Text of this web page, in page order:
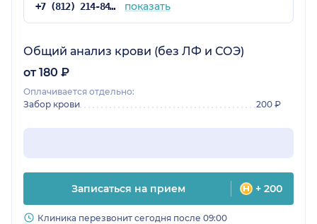
+7 (812) 214-84-90 показать
Общий анализ крови (без ЛФ и СОЭ)
от 180 ₽
Оплачивается отдельно:
Забор крови
200 ₽
Записаться на прием + 200
Клиника перезвонит сегодня после 09:00